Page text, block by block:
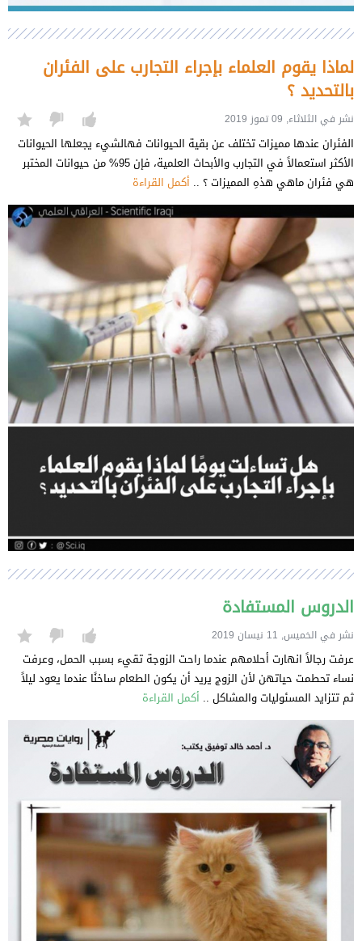
لماذا يقوم العلماء بإجراء التجارب على الفئران
بالتحديد ؟
نشر في الثلاثاء, 09 تموز 2019
الفئران عندها مميزات تختلف عن بقية الحيوانات فهالشيء يجعلها الحيوانات
الأكثر استعمالاً في التجارب والأبحاث العلمية، فإن 95% من حيوانات المختبر
هي فئران ماهي هذهِ المميزات ؟ .. أكمل القراءة
الدروس المستفادة
نشر في الخميس, 11 نيسان 2019
عرفت رجالاً انهارت أحلامهم عندما راحت الزوجة تقيء بسبب الحمل، وعرفت
نساء تحطمت حياتهن لأن الزوج يريد أن يكون الطعام ساخنًا عندما يعود ليلاً
ثم تتزايد المسئوليات والمشاكل .. أكمل القراءة